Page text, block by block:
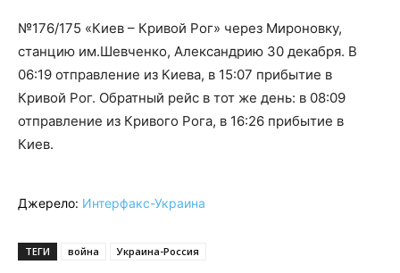
№176/175 «Киев – Кривой Рог» через Мироновку,
станцию им.Шевченко, Александрию 30 декабря. В
06:19 отправление из Киева, в 15:07 прибытие в
Кривой Рог. Обратный рейс в тот же день: в 08:09
отправление из Кривого Рога, в 16:26 прибытие в
Киев.
Джерело: Интерфакс-Украина
ТЕГИ война Украина-Россия